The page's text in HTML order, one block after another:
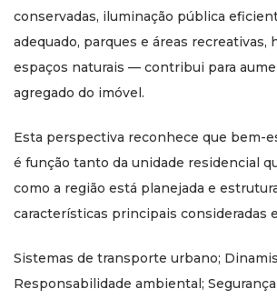
conservadas, iluminação pública
adequado, parques e áreas recreativas,
espaços naturais — contribui para
agregado do imóvel.
Esta perspectiva reconhece que bem-
é função tanto da unidade residencial
como a região está planejada e
características principais consideradas
Sistemas de transporte urbano;
Responsabilidade ambiental;